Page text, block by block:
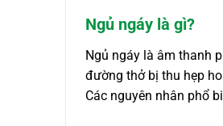
Ngủ ngáy là gì?
Ngủ ngáy là âm thanh
đường thở bị thu hẹp
Các nguyên nhân phổ